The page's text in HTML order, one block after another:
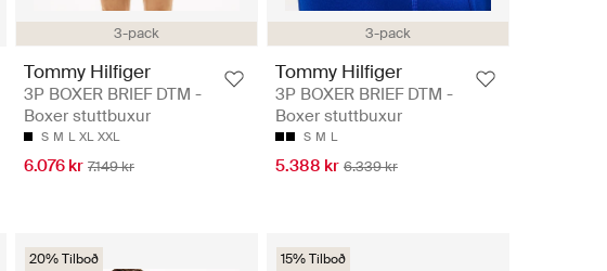
3-pack
Tommy Hilfiger
3P BOXER BRIEF DTM -
Boxer stuttbuxur
S M L XL XXL
6.076 kr 7.149 kr
3-pack
Tommy Hilfiger
3P BOXER BRIEF DTM -
Boxer stuttbuxur
S M L
5.388 kr 6.339 kr
20% Tilboð 15% Tilboð